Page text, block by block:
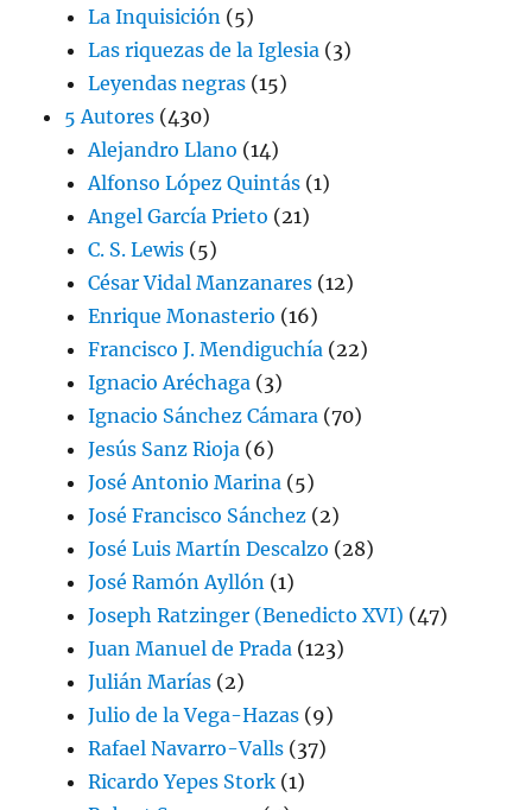
La Inquisición (5)
Las riquezas de la Iglesia (3)
Leyendas negras (15)
5 Autores (430)
Alejandro Llano (14)
Alfonso López Quintás (1)
Angel García Prieto (21)
C. S. Lewis (5)
César Vidal Manzanares (12)
Enrique Monasterio (16)
Francisco J. Mendiguchía (22)
Ignacio Aréchaga (3)
Ignacio Sánchez Cámara (70)
Jesús Sanz Rioja (6)
José Antonio Marina (5)
José Francisco Sánchez (2)
José Luis Martín Descalzo (28)
José Ramón Ayllón (1)
Joseph Ratzinger (Benedicto XVI) (47)
Juan Manuel de Prada (123)
Julián Marías (2)
Julio de la Vega-Hazas (9)
Rafael Navarro-Valls (37)
Ricardo Yepes Stork (1)